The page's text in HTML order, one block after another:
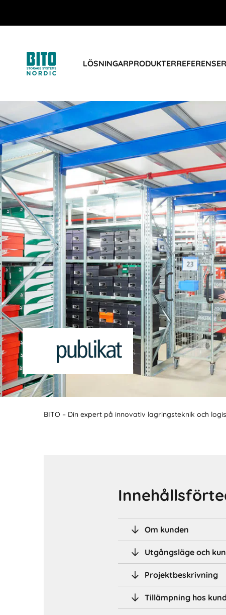
LÖSNINGARPRODUKTERREFERENSER
BITO – Din expert på innovativ lagringsteknik och
Om kunden
Utgångsläge och
Projektbeskrivning
Tillämpning hos